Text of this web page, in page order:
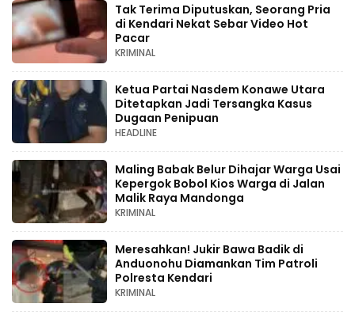
Tak Terima Diputuskan, Seorang Pria
di Kendari Nekat Sebar Video Hot
Pacar
KRIMINAL
Ketua Partai Nasdem Konawe Utara
Ditetapkan Jadi Tersangka Kasus
Dugaan Penipuan
HEADLINE
Maling Babak Belur Dihajar Warga Usai
Kepergok Bobol Kios Warga di Jalan
Malik Raya Mandonga
KRIMINAL
Meresahkan! Jukir Bawa Badik di
Anduonohu Diamankan Tim Patroli
Polresta Kendari
KRIMINAL